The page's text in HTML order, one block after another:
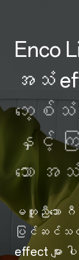
အသံ
ဘေ့စ်သံ
နှင့် က
သော အ
မတူညီသော ဂီ
ပြင်ဆင်သ
effect မျာ